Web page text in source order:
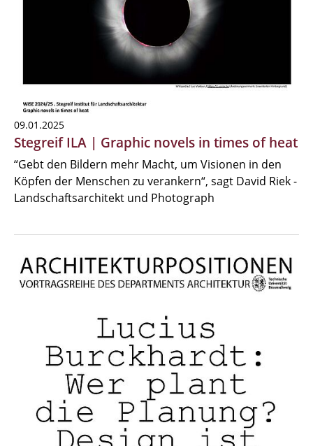
09.01.2025
Stegreif ILA | Graphic novels in times of heat
“Gebt den Bildern mehr Macht, um Visionen in den
Köpfen der Menschen zu verankern“, sagt David Riek -
Landschaftsarchitekt und Photograph